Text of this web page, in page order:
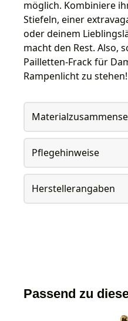
möglich. Kombiniere
Stiefeln, einer
oder deinem
macht den Rest. Also,
Pailletten-Frack für
Rampenlicht zu stehen!
Pflegehinweise
Herstellerangaben
Passend zu